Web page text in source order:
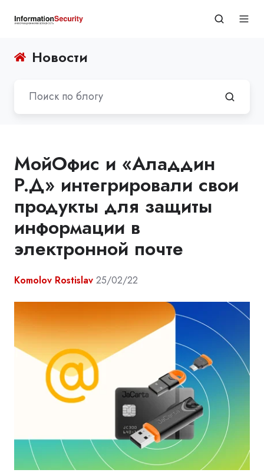
Новости
МойОфис и «Аладдин
Р.Д» интегрировали свои
продукты для защиты
информации в
электронной почте
Komolov Rostislav 25/02/22